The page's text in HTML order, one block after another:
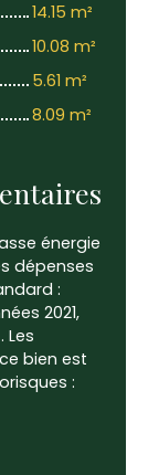
14.15 m²
10.08 m²
5.61 m²
8.09 m²
énergie
dépenses
:
2021,
Les
bien est
: